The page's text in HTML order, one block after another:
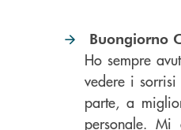
Buongiorno
Ho sempre
vedere i
parte, a
personale. Mi